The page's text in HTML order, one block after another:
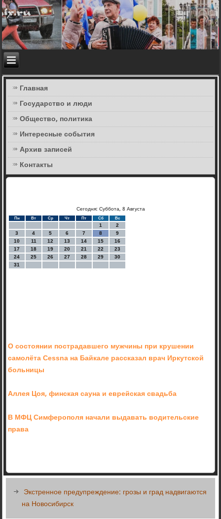
Главная
Государство и люди
Общество, политика
Интересные события
Архив записей
Контакты
Сегодня: Суббота, 8 Августа
Пн Вт Ср Чт Пт Сб Вс
1
2
3
4 5 6 7 8
9
10
11 12 13 14 15
16
17
18 19 20 21 22
23
24
25 26 27 28 29
30
31
О состоянии пострадавшего мужчины при крушении
самолёта Cessna на Байкале рассказал врач Иркутской
больницы
Аллея Цоя, финская сауна и еврейская свадьба
В МФЦ Симферополя начали выдавать водительские
права
Экстренное предупреждение: грозы и град надвигаются
на Новосибирск